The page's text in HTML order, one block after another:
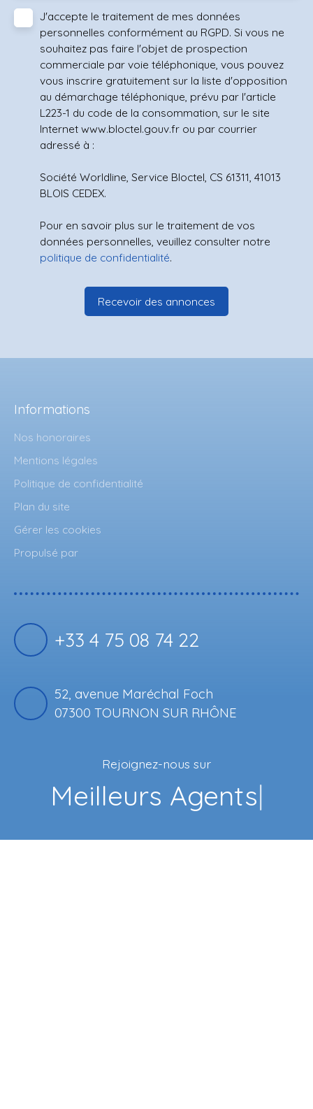
J'accepte le traitement de mes données
personnelles conformément au RGPD. Si vous ne
souhaitez pas faire l'objet de prospection
commerciale par voie téléphonique, vous pouvez
vous inscrire gratuitement sur la liste d'opposition
au démarchage téléphonique, prévu par l'article
L223-1 du code de la consommation, sur le site
Internet www.bloctel.gouv.fr ou par courrier
adressé à :
Société Worldline, Service Bloctel, CS 61311, 41013
BLOIS CEDEX.
Pour en savoir plus sur le traitement de vos
données personnelles, veuillez consulter notre
politique de confidentialité.
Recevoir des annonces
Informations
Nos honoraires
Mentions légales
Politique de confidentialité
Plan du site
Gérer les cookies
Propulsé par
+33 4 75 08 74 22
52, avenue Maréchal Foch
07300 TOURNON SUR RHÔNE
Rejoignez-nous sur
Face|